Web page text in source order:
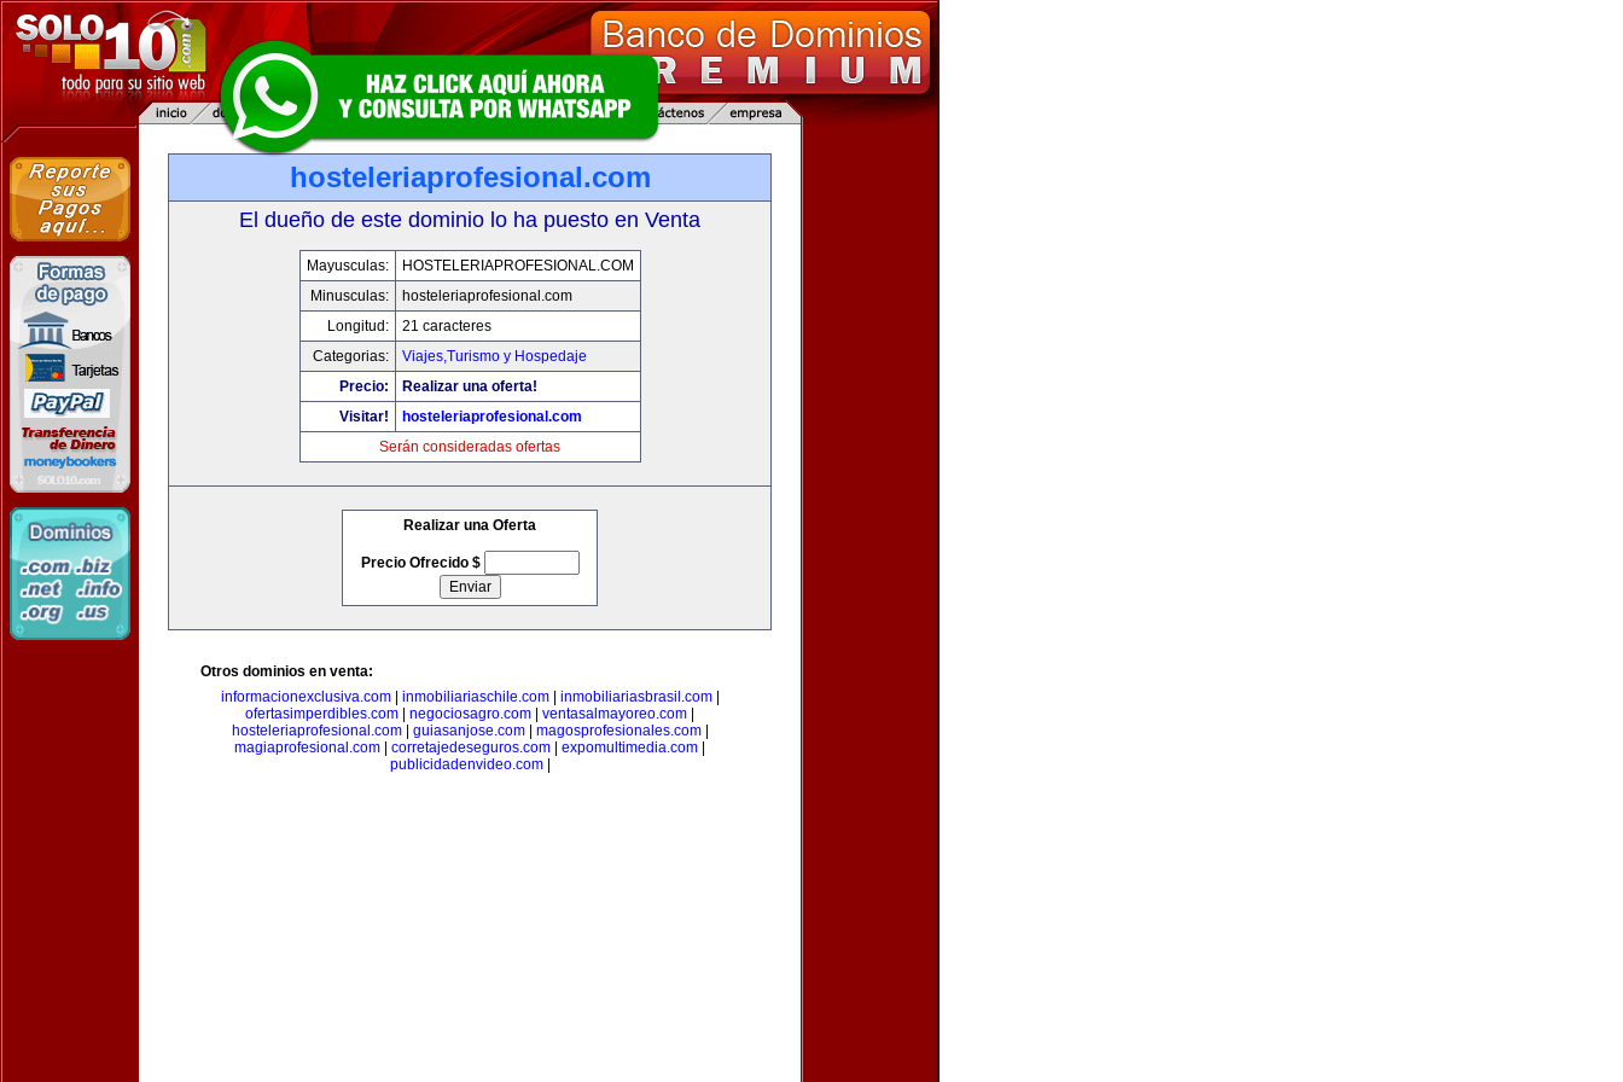
hosteleriaprofesional.com
El dueño de este dominio lo ha puesto en Venta
Mayusculas:
HOSTELERIAPROFESIONAL.COM
Minusculas:
hosteleriaprofesional.com
Longitud:
21 caracteres
Categorias:
Viajes,Turismo y Hospedaje
Precio:
Realizar una oferta!
Visitar!
hosteleriaprofesional.com
Serán consideradas ofertas
Realizar una Oferta
Precio Ofrecido $
Otros dominios en venta:
informacionexclusiva.com| inmobiliariaschile.com| inmobiliariasbrasil.com|
ofertasimperdibles.com
negociosagro.com ventasalmayoreo.com
hosteleriaprofesional.com| guiasanjose.com| magosprofesionales.com|
magiaprofesional.com
corretajedeseguros.com expomultimedia.com
publicidadenvideo.com|